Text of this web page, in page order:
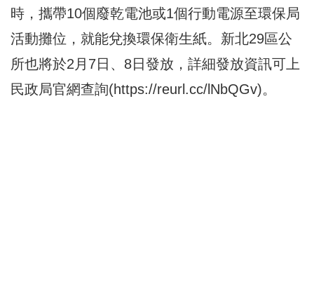
時，攜帶10個廢乾電池或1個行動電源至環保局
活動攤位，就能兌換環保衛生紙。新北29區公
所也將於2月7日、8日發放，詳細發放資訊可上
民政局官網查詢(https://reurl.cc/lNbQGv)。